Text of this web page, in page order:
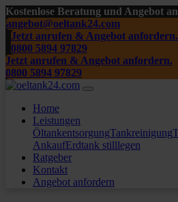
Kostenlose Beratung und Angebot
angebot@oeltank24.com
Jetzt anrufen & Angebot anfordern.
0800 5894 97829
Jetzt anrufen & Angebot anfordern.
0800 5894 97829
Home
Leistungen
ÖltankentsorgungTankreinigung
AnkaufErdtank stilllegen
Ratgeber
Kontakt
Angebot anfordern